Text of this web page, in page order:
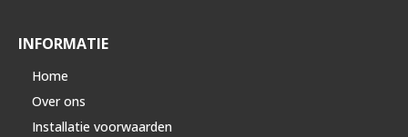
INFORMATIE
Home
Over ons
Installatie voorwaarden